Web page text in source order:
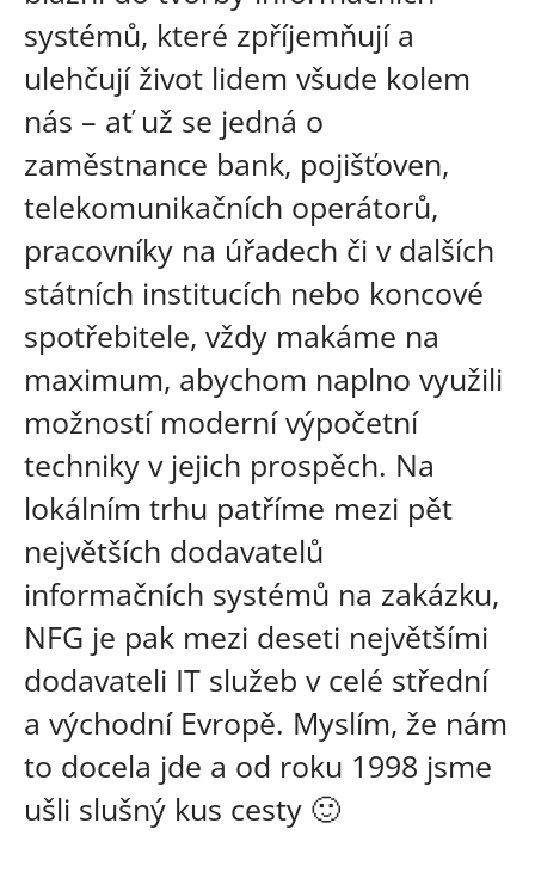
systémů, které zpříjemňují a
ulehčují život lidem všude kolem
nás – ať už se jedná o
zaměstnance bank, pojišťoven,
telekomunikačních operátorů,
pracovníky na úřadech či v dalších
státních institucích nebo koncové
spotřebitele, vždy makáme na
maximum, abychom naplno využili
možností moderní výpočetní
techniky v jejich prospěch. Na
lokálním trhu patříme mezi pět
největších dodavatelů
informačních systémů na zakázku,
NFG je pak mezi deseti největšími
dodavateli IT služeb v celé střední
a východní Evropě. Myslím, že nám
to docela jde a od roku 1998 jsme
ušli slušný kus cesty 🙂